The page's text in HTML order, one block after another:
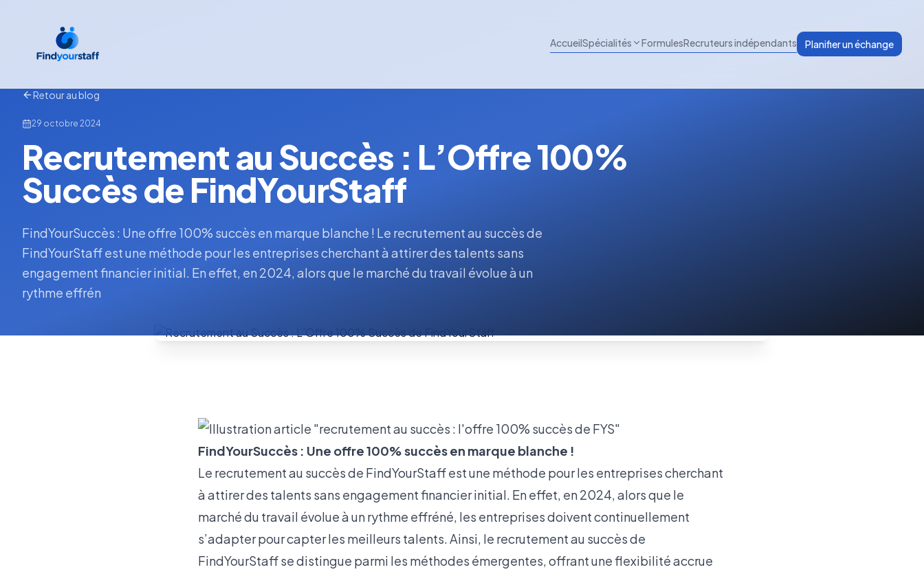
AccueilSpécialités FormulesRecruteurs indépendants Planifier un échange
Retour au blog
29 octobre 2024
Recrutement au Succès : L’Offre 100%
Succès de FindYourStaff
FindYourSuccès : Une offre 100% succès en marque blanche ! Le recrutement au succès de
FindYourStaff est une méthode pour les entreprises cherchant à attirer des talents sans
engagement financier initial. En effet, en 2024, alors que le marché du travail évolue à un
rythme effrén
FindYourSuccès : Une offre 100% succès en marque blanche !
Le recrutement au succès de FindYourStaff est une méthode pour les entreprises cherchant
à attirer des talents sans engagement financier initial. En effet, en 2024, alors que le
marché du travail évolue à un rythme effréné, les entreprises doivent continuellement
s’adapter pour capter les meilleurs talents. Ainsi, le recrutement au succès de
FindYourStaff se distingue parmi les méthodes émergentes, offrant une flexibilité accrue